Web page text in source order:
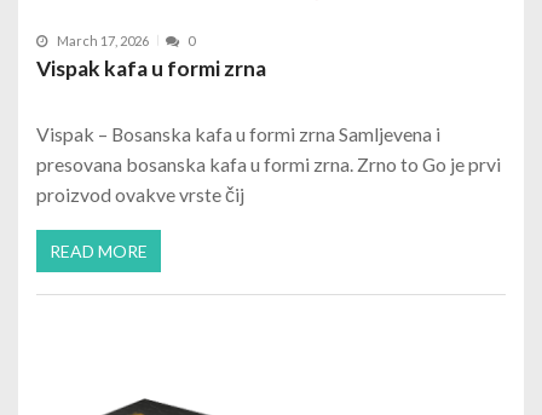
March 17, 2026 0
Vispak kafa u formi zrna
Vispak – Bosanska kafa u formi zrna Samljevena i
presovana bosanska kafa u formi zrna. Zrno to Go je prvi
proizvod ovakve vrste čij
READ MORE